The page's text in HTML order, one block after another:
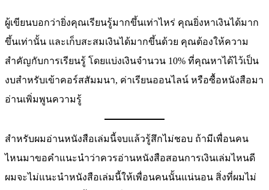
ผู้เขียนบอกว่ายิ่งคุณเรียนรู้มากขึ้นเท่าไหร่ คุณยิ่งหาเงินได้มาก
ขึ้นเท่านั้น และเก็บสะสมเงินได้มากขึ้นด้วย คุณต้องให้ความ
สำคัญกับการเรียนรู้ โดยแบ่งเงินจำนวน 10% ที่คุณหาได้ไว้เป็น
งบสำหรับเข้าคอร์สสัมมนา, ค่าเรียนออนไลน์ หรือซื้อหนังสือมา
อ่านเพิ่มพูนความรู้
สำหรับผมอ่านหนังสือเล่มนี้จบแล้วรู้สึกไม่ชอบ ถ้ามีเพื่อนคน
ไหนมาขอคำแนะนำว่าควรอ่านหนังสือสอนการเงินเล่มไหนดี
ผมจะไม่แนะนำหนังสือเล่มนี้ให้เพื่อนคนนั้นแน่นอน สิ่งที่ผมไม่